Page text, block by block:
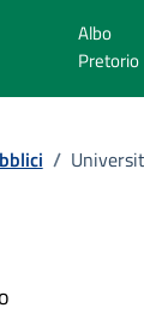
Albo
Pretorio
/